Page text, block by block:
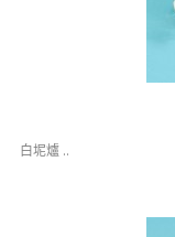
白坭爐 ..